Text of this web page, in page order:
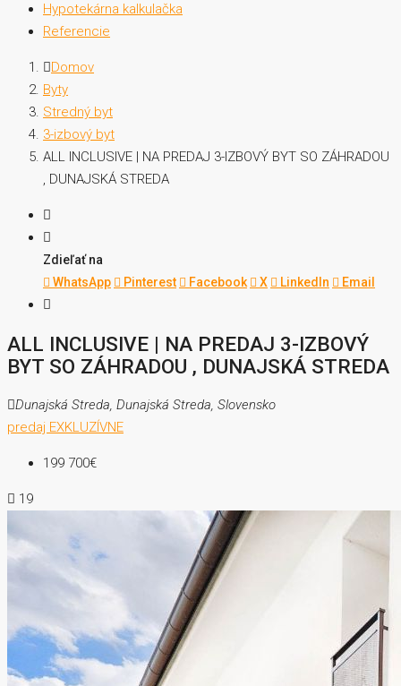
Hypotekárna kalkulačka
Referencie
Domov
Byty
Stredný byt
3-izbový byt
ALL INCLUSIVE | NA PREDAJ 3-IZBOVÝ BYT SO ZÁHRADOU
, DUNAJSKÁ STREDA
Zdieľať na
WhatsApp
Pinterest Facebook X LinkedIn Email
ALL INCLUSIVE | NA PREDAJ 3-IZBOVÝ
BYT SO ZÁHRADOU , DUNAJSKÁ STREDA
Dunajská Streda, Dunajská Streda, Slovensko
predaj EXKLUZÍVNE
199 700€
19